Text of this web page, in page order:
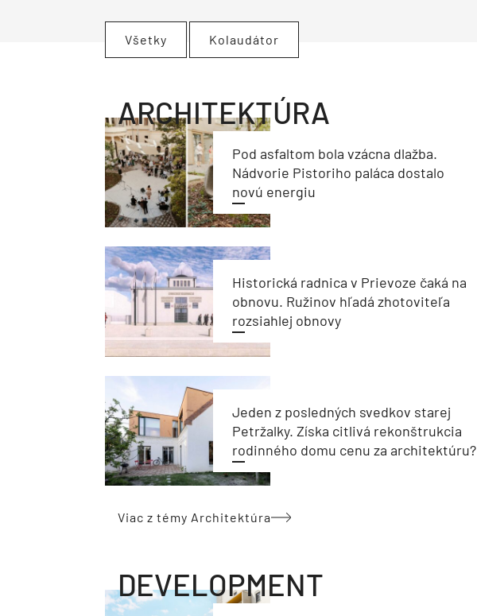
Všetky Kolaudátor
ARCHITEKTÚRA
Pod asfaltom bola vzácna dlažba.
Nádvorie Pistoriho paláca dostalo
novú energiu
Historická radnica v Prievoze čaká na
obnovu. Ružinov hľadá zhotoviteľa
rozsiahlej obnovy
Jeden z posledných svedkov starej
Petržalky. Získa citlivá rekonštrukcia
rodinného domu cenu za architektúru?
Viac z témy Architektúra
DEVELOPMENT